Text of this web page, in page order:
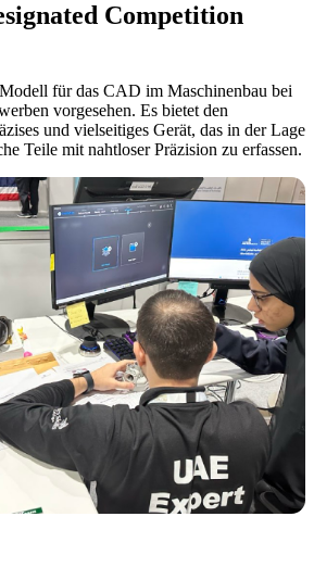
Competition
für das CAD im Maschinenbau bei
vorgesehen. Es bietet den
und vielseitiges Gerät, das in der Lage
Teile mit nahtloser Präzision zu erfassen.